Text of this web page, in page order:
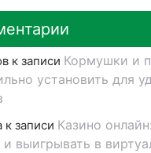
к записи Кормушки и
установить для
к записи Казино
и выигрывать в